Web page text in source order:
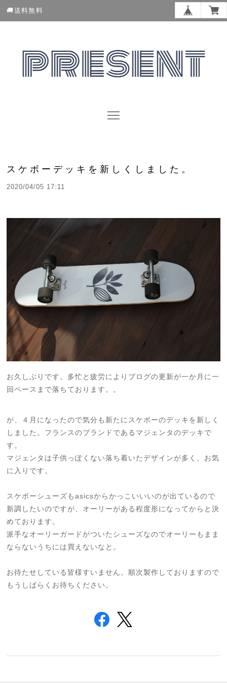
🚚送料無料
スケボーデッキを新しくしました。
2020/04/05 17:11
お久しぶりです。多忙と疲労によりブログの更新が一か月に一
回ペースまで落ちております。。
が、４月になったので気分も新たにスケボーのデッキを新しく
しました。フランスのブランドであるマジェンタのデッキで
す。
マジェンタは子供っぽくない落ち着いたデザインが多く、お気
に入りです。
スケボーシューズもasicsからかっこいいいのが出ているので
新調したいのですが、オーリーがある程度形になってからと決
めております。
派手なオーリーガードがついたシューズなのでオーリーもまま
ならないうちには買えないなと。
お待たせしている皆様すいません。順次製作しておりますので
もうしばらくお待ちください。